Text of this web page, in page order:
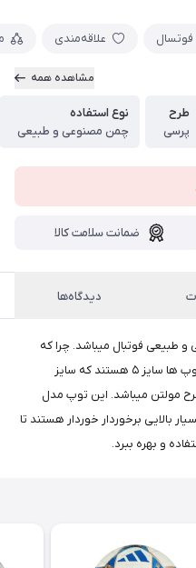
علاقه‌مندی
مشاهده همه
طرح
پرسی
نوع استفاده
چمن مصنوعی و طبیعی
ضمانت سلامت کالا
دیدگاه‌ها
طبیعی فوتبال میباشد. چرا که
متریال و کیفیت بسیار بالایی دارند. این توپ ها سایز ۵ هستند که سایز
مولتن میباشد. این توپ مدل
بالایی برخوردار خوردار هستند تا
و بهره ببرد.